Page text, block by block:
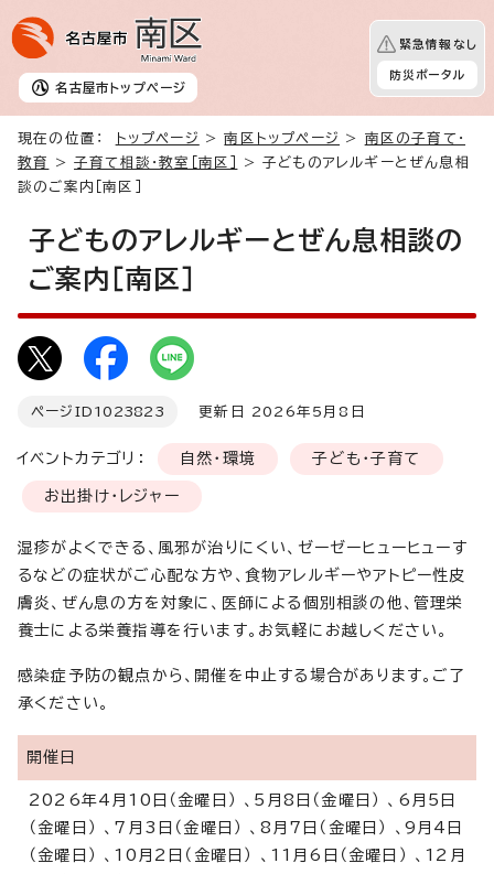
名古屋市 トップページ
緊急情報なし
防災ポータル
現在の位置： トップページ >南区トップページ > 南区の子育て・
教育
>子育て相談・教室［南区］
> 子どものアレルギーとぜん息相
談のご案内［南区］
子どものアレルギーとぜん息相談の
ご案内［南区］
ページID 1023823 更新日 2026年5月8日
イベントカテゴリ： 自然・環境 子ども・子育て
お出掛け・レジャー
湿疹がよくできる、風邪が治りにくい、ゼーゼーヒューヒューす
るなどの症状がご心配な方や、食物アレルギーやアトピー性皮
膚炎、ぜん息の方を対象に、医師による個別相談の他、管理栄
養士による栄養指導を行います。お気軽にお越しください。
感染症予防の観点から、開催を中止する場合があります。ご了
承ください。
開催日
2026年4月10日（金曜日） 、5月8日（金曜日） 、6月5日
（金曜日） 、7月3日（金曜日） 、8月7日（金曜日） 、9月4日
（金曜日） 、10月2日（金曜日） 、11月6日（金曜日） 、12月